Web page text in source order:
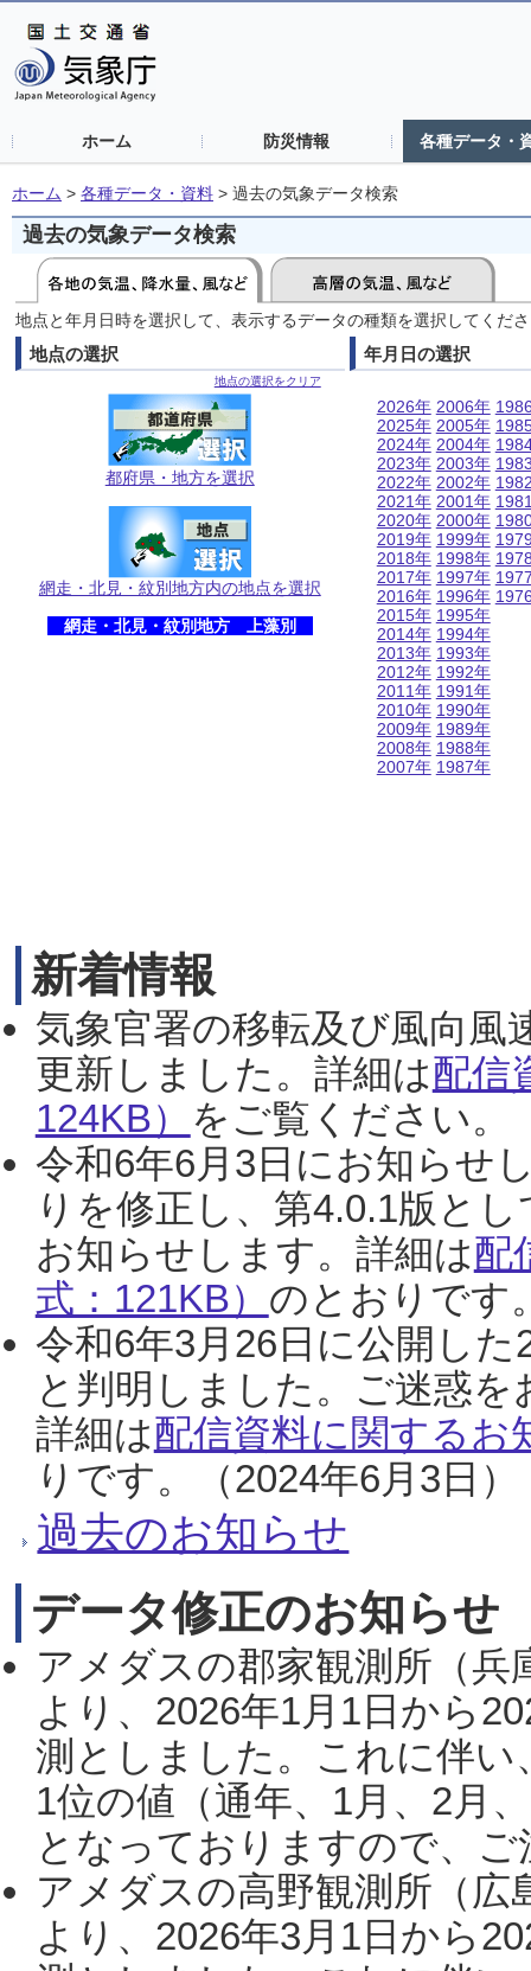
ホーム 防災情報 各種データ・
ホーム > 各種データ・資料 > 過去の気象データ検索
過去の気象データ検索
地点と年月日時を選択して、表示するデータの種類を選択してくだ
地点の選択
地点の選択をクリア
都府県・地方を選択
網走・北見・紋別地方内の地点を選択
網走・北見・紋別地方 上藻別
年月日の選択
2026年
2025年
2024年
2023年
2022年
2021年
2020年
2019年
2018年
2017年
2016年
2015年
2014年
2013年
2012年
2011年
2010年
2009年
2008年
2007年
2006年
2005年
2004年
2003年
2002年
2001年
2000年
1999年
1998年
1997年
1996年
1995年
1994年
1993年
1992年
1991年
1990年
1989年
1988年
1987年
新着情報
気象官署の移転及び風向風
更新しました。詳細は配信
124KB） をご覧ください。
令和6年6月3日にお知らせ
りを修正し、第4.0.1版と
お知らせします。詳細は配
式：121KB） のとおりです
令和6年3月26日に公開し
と判明しました。ご迷惑
詳細は配信資料に関するお
りです。（2024年6月3日）
過去のお知らせ
データ修正のお知らせ
アメダスの郡家観測所（
より、2026年1月1日から
測としました。これに伴い
1位の値（通年、1月、2月
となっておりますので、
アメダスの高野観測所（
より、2026年3月1日から